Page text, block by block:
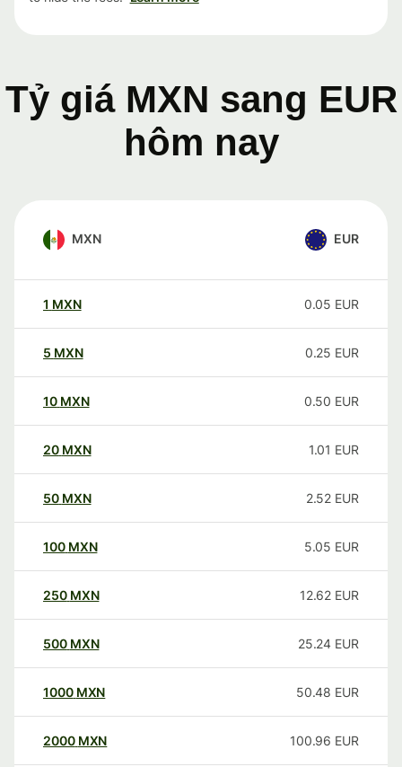
Tỷ giá MXN sang EUR
hôm nay
MXN EUR
1 MXN 0.05 EUR
5 MXN 0.25 EUR
10 MXN 0.50 EUR
20 MXN 1.01 EUR
50 MXN 2.52 EUR
100 MXN 5.05 EUR
250 MXN 12.62 EUR
500 MXN 25.24 EUR
1000 MXN 50.48 EUR
2000 MXN 100.96 EUR